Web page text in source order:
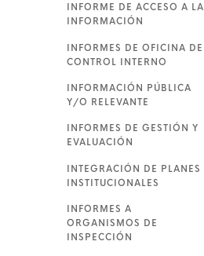
INFORME DE ACCESO A LA
INFORMACIÓN
INFORMES DE OFICINA DE
CONTROL INTERNO
INFORMACIÓN PÚBLICA
Y/O RELEVANTE
INFORMES DE GESTIÓN Y
EVALUACIÓN
INTEGRACIÓN DE PLANES
INSTITUCIONALES
INFORMES A
ORGANISMOS DE
INSPECCIÓN